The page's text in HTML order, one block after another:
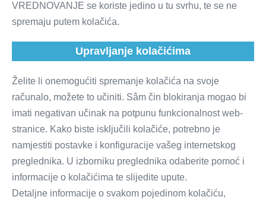
VREDNOVANJE se koriste jedino u tu svrhu, te se ne
spremaju putem kolačića.
Upravljanje kolačićima
Želite li onemogućiti spremanje kolačića na svoje
računalo, možete to učiniti. Sâm čin blokiranja mogao bi
imati negativan učinak na potpunu funkcionalnost web-
stranice. Kako biste isključili kolačiće, potrebno je
namjestiti postavke i konfiguracije vašeg internetskog
preglednika. U izborniku preglednika odaberite pomoć i
informacije o kolačićima te slijedite upute.
Detaljne informacije o svakom pojedinom kolačiću,